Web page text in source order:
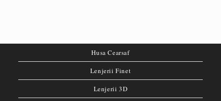
Husa Cearsaf
Lenjerii Finet
Lenjerii 3D